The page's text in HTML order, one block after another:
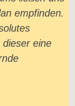
empfinden.
dieser eine